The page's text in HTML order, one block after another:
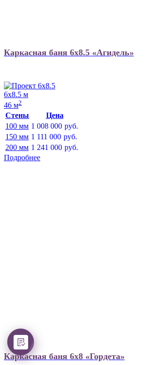
Каркасная баня 6х8.5 «Агидель»
6х8.5 м
46 м2
Стены
Цена
100 мм 1 008 000 руб.
150 мм 1 111 000 руб.
200 мм 1 241 000 руб.
Подробнее
Каркасная баня 6х8 «Гордета»